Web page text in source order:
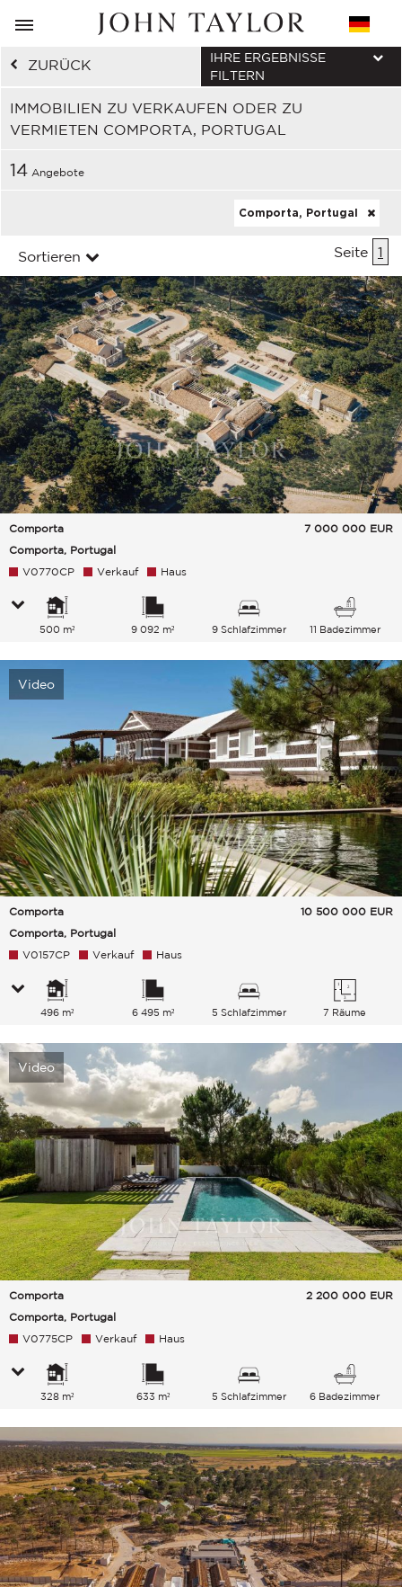
ZURÜCK
IMMOBILIEN ZU VERKAUFEN ODER ZU
VERMIETEN COMPORTA, PORTUGAL
IHRE ERGEBNISSE
FILTERN
14 Angebote
Comporta, Portugal
Sortieren Seite 1
Comporta
Comporta, Portugal
7 000 000 EUR
V0770CP Verkauf Haus
500 m² 9 092 m² 9 Schlafzimmer 11 Badezimmer
Video
Comporta
Comporta, Portugal
10 500 000 EUR
V0157CP Verkauf Haus
496 m² 6 495 m² 5 Schlafzimmer 7 Räume
Video
Comporta
Comporta, Portugal
2 200 000 EUR
V0775CP Verkauf Haus
328 m² 633 m² 5 Schlafzimmer 6 Badezimmer